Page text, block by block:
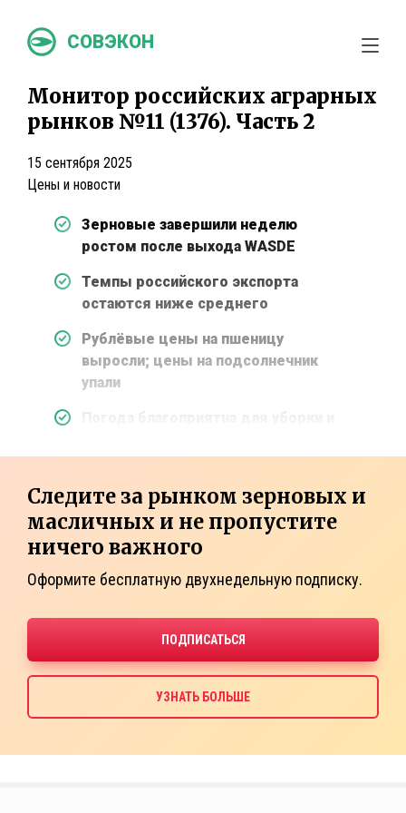
СОВЭКОН
Монитор российских аграрных
рынков №11 (1376). Часть 2
15 сентября 2025
Цены и новости
Зерновые завершили неделю
ростом после выхода WASDE
Темпы российского экспорта
остаются ниже среднего
Рублёвые цены на пшеницу
выросли; цены на подсолнечник
упали
Следите за рынком зерновых и
масличных и не пропустите
ничего важного
Оформите бесплатную двухнедельную подписку.